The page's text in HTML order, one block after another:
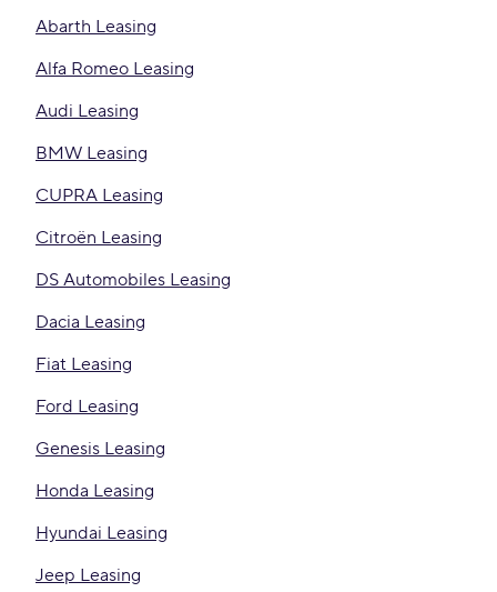
Abarth Leasing
Alfa Romeo Leasing
Audi Leasing
BMW Leasing
CUPRA Leasing
Citroën Leasing
DS Automobiles Leasing
Dacia Leasing
Fiat Leasing
Ford Leasing
Genesis Leasing
Honda Leasing
Hyundai Leasing
Jeep Leasing